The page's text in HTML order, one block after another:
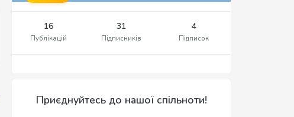
16
Публікацій
31
Підписників
4
Підписок
Приєднуйтесь до нашої спільноти!